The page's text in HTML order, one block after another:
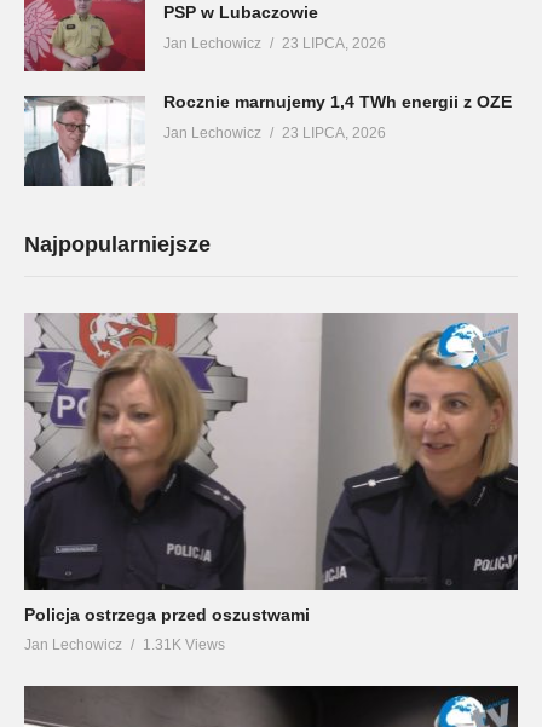
PSP w Lubaczowie
Jan Lechowicz 23 LIPCA, 2026
Rocznie marnujemy 1,4 TWh energii z OZE
Jan Lechowicz 23 LIPCA, 2026
Najpopularniejsze
Policja ostrzega przed oszustwami
Jan Lechowicz 1.31K Views